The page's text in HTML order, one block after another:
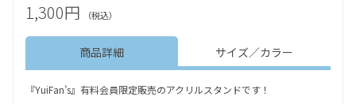
1,300円 （税込）
商品詳細 サイズ／カラー
『YuiFan’s』有料会員限定販売のアクリルスタンドです！